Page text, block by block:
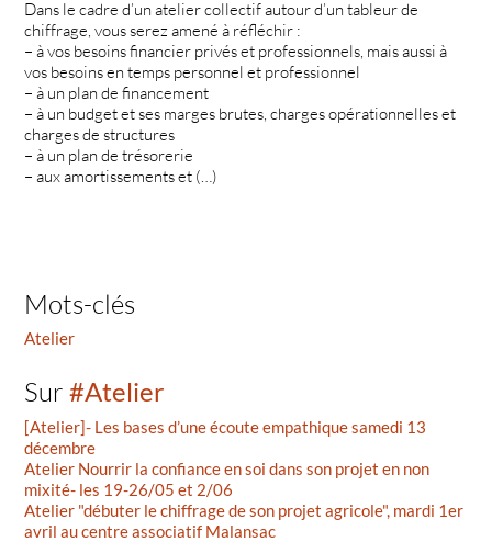
Dans le cadre d’un atelier collectif autour d’un tableur de
chiffrage, vous serez amené à réfléchir :
– à vos besoins financier privés et professionnels, mais aussi à
vos besoins en temps personnel et professionnel
– à un plan de financement
– à un budget et ses marges brutes, charges opérationnelles et
charges de structures
– à un plan de trésorerie
– aux amortissements et (…)
Mots-clés
Atelier
Sur#Atelier
[Atelier]- Les bases d’une écoute empathique samedi 13
décembre
Atelier Nourrir la confiance en soi dans son projet en non
mixité- les 19-26/05 et 2/06
Atelier "débuter le chiffrage de son projet agricole", mardi 1er
avril au centre associatif Malansac